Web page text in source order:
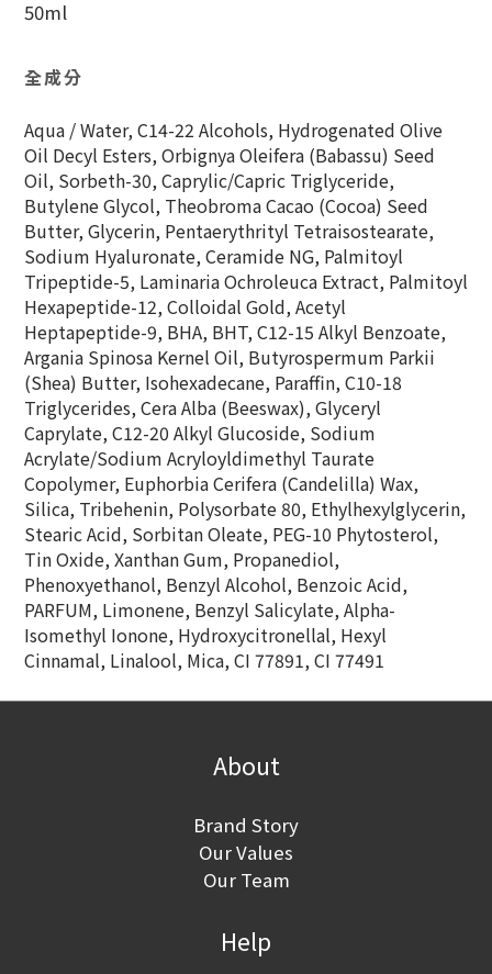
50ml
全成分
Aqua / Water, C14-22 Alcohols, Hydrogenated Olive
Oil Decyl Esters, Orbignya Oleifera (Babassu) Seed
Oil, Sorbeth-30, Caprylic/Capric Triglyceride,
Butylene Glycol, Theobroma Cacao (Cocoa) Seed
Butter, Glycerin, Pentaerythrityl Tetraisostearate,
Sodium Hyaluronate, Ceramide NG, Palmitoyl
Tripeptide-5, Laminaria Ochroleuca Extract, Palmitoyl
Hexapeptide-12, Colloidal Gold, Acetyl
Heptapeptide-9, BHA, BHT, C12-15 Alkyl Benzoate,
Argania Spinosa Kernel Oil, Butyrospermum Parkii
(Shea) Butter, Isohexadecane, Paraffin, C10-18
Triglycerides, Cera Alba (Beeswax), Glyceryl
Caprylate, C12-20 Alkyl Glucoside, Sodium
Acrylate/Sodium Acryloyldimethyl Taurate
Copolymer, Euphorbia Cerifera (Candelilla) Wax,
Silica, Tribehenin, Polysorbate 80, Ethylhexylglycerin,
Stearic Acid, Sorbitan Oleate, PEG-10 Phytosterol,
Tin Oxide, Xanthan Gum, Propanediol,
Phenoxyethanol, Benzyl Alcohol, Benzoic Acid,
PARFUM, Limonene, Benzyl Salicylate, Alpha-
Isomethyl Ionone, Hydroxycitronellal, Hexyl
Cinnamal, Linalool, Mica, CI 77891, CI 77491
About
Brand Story
Our Values
Our Team
Help